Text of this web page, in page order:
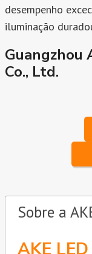
desempenho
iluminação
Guangzhou
Co., Ltd.
Sobre a
AKE